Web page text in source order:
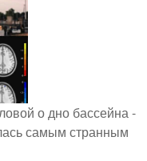
о дно бассейна -
самым странным